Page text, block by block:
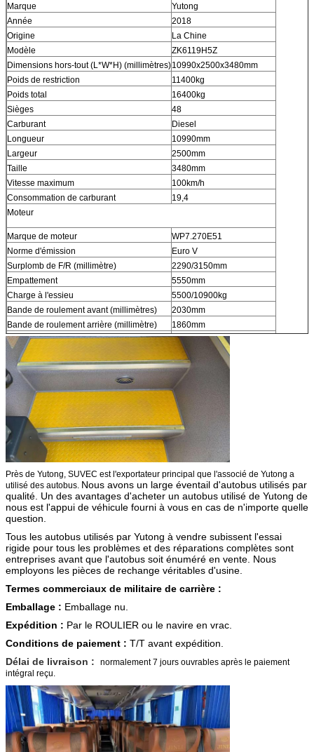
Marque
Yutong
Année
2018
Origine
La Chine
Modèle
ZK6119H5Z
Dimensions hors-tout (L*W*H) (millimètres)10990x2500x3480mm
Poids de restriction
11400kg
Poids total
16400kg
Sièges
48
Carburant
Diesel
Longueur
10990mm
Largeur
2500mm
Taille
3480mm
Vitesse maximum
100km/h
Consommation de carburant
19,4
Moteur
Marque de moteur
WP7.270E51
Norme d'émission
Euro V
Surplomb de F/R (millimètre)
2290/3150mm
Empattement
5550mm
Charge à l'essieu
5500/10900kg
Bande de roulement avant (millimètres)
2030mm
Bande de roulement arrière (millimètre)
1860mm
Approche/angle de Depature
9/9°
Nombre de pneu
A/c
OUI
Type de pneu
Près de Yutong, SUVEC est l'exportateur principal que l'associé de Yutong a
utilisé des autobus. Nous avons un large éventail d'autobus utilisés par
qualité. Un des avantages d'acheter un autobus utilisé de Yutong de
nous est l'appui de véhicule fourni à vous en cas de n'importe quelle
question.
Tous les autobus utilisés par Yutong à vendre subissent l'essai
rigide pour tous les problèmes et des réparations complètes sont
entreprises avant que l'autobus soit énuméré en vente. Nous
employons les pièces de rechange véritables d'usine.
Termes commerciaux de militaire de carrière :
Emballage : Emballage nu.
Expédition : Par le ROULIER ou le navire en vrac.
Conditions de paiement : T/T avant expédition.
Délai de livraison : normalement 7 jours ouvrables après le paiement
intégral reçu.